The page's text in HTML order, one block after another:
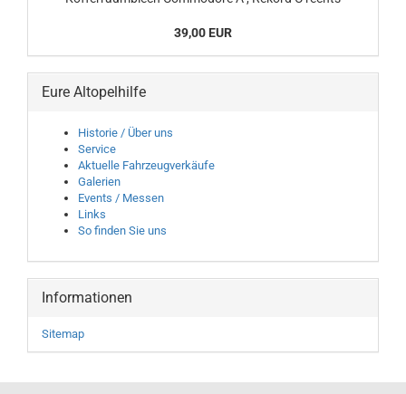
39,00 EUR
Eure Altopelhilfe
Historie / Über uns
Service
Aktuelle Fahrzeugverkäufe
Galerien
Events / Messen
Links
So finden Sie uns
Informationen
Sitemap